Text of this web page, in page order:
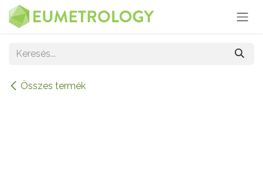
Kihagyás és továbblépés a tartalomhoz
Összes termék